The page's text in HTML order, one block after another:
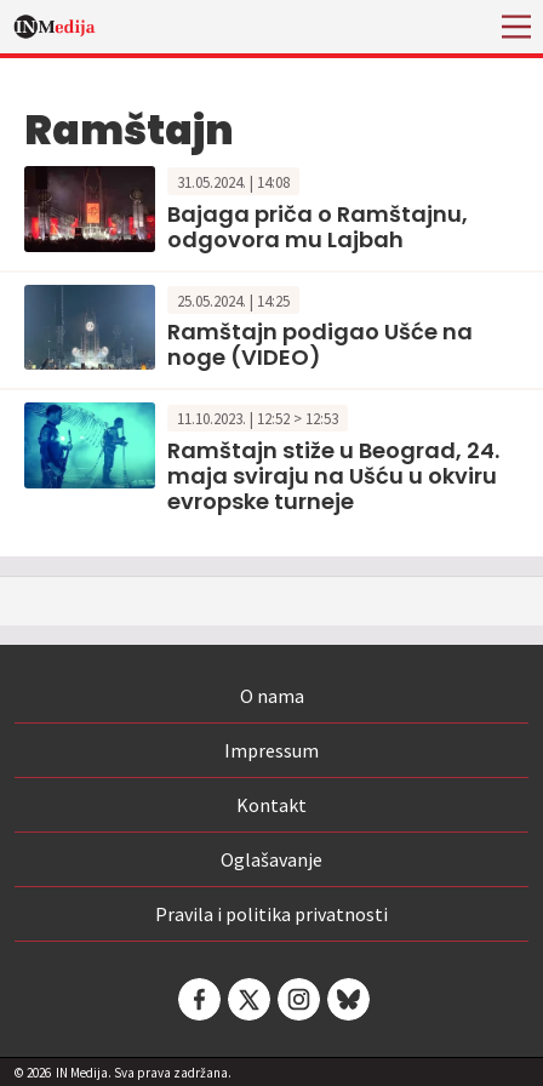
Ramštajn
31.05.2024. | 14:08
Bajaga priča o Ramštajnu,
odgovora mu Lajbah
25.05.2024. | 14:25
Ramštajn podigao Ušće na
noge (VIDEO)
11.10.2023. | 12:52 > 12:53
Ramštajn stiže u Beograd, 24.
maja sviraju na Ušću u okviru
evropske turneje
O nama
Impressum
Kontakt
Oglašavanje
Pravila i politika privatnosti
© 2026 IN Medija. Sva prava zadržana.